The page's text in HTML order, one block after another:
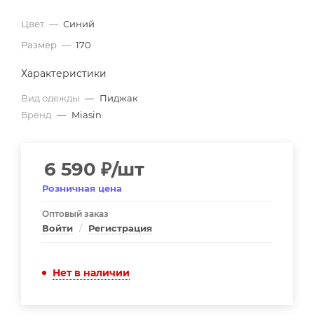
Цвет — Синий
Размер — 170
Характеристики
Вид одежды — Пиджак
Бренд — Miasin
6 590 ₽/шт
Розничная цена
Оптовый заказ
Войти / Регистрация
Нет в наличии